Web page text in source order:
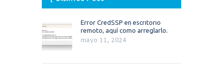
Error CredSSP en escritorio
remoto, aquí como arreglarlo.
mayo 11, 2024